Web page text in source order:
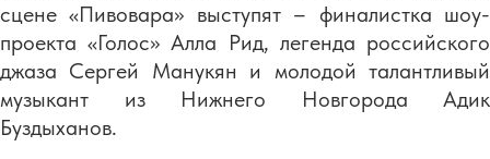
сцене «Пивовара» выступят – финалистка шоу-
проекта «Голос» Алла Рид, легенда российского
джаза Сергей Манукян и молодой талантливый
музыкант из Нижнего Новгорода Адик
Буздыханов.